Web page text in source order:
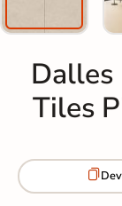
Dalles
Tiles
